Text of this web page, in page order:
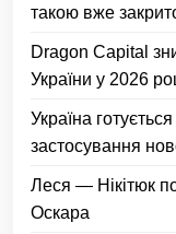
такою вже
Dragon Capital
України у 2026
Україна
застосування
Леся — Нікітюк
Оскара